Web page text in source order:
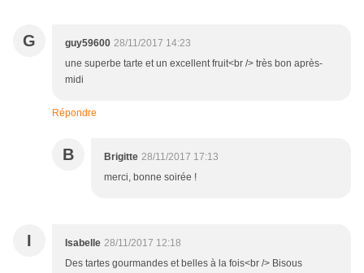
G guy59600 28/11/2017 14:23
une superbe tarte et un excellent fruit<br /> très bon après-
midi
Répondre
B Brigitte 28/11/2017 17:13
merci, bonne soirée !
I Isabelle 28/11/2017 12:18
Des tartes gourmandes et belles à la fois<br /> Bisous